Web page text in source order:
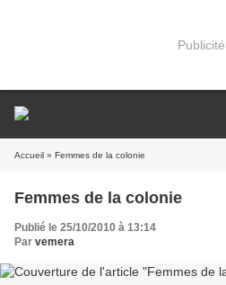
Publicité
Accueil » Femmes de la colonie
Femmes de la colonie
Publié le 25/10/2010 à 13:14
Par vemera